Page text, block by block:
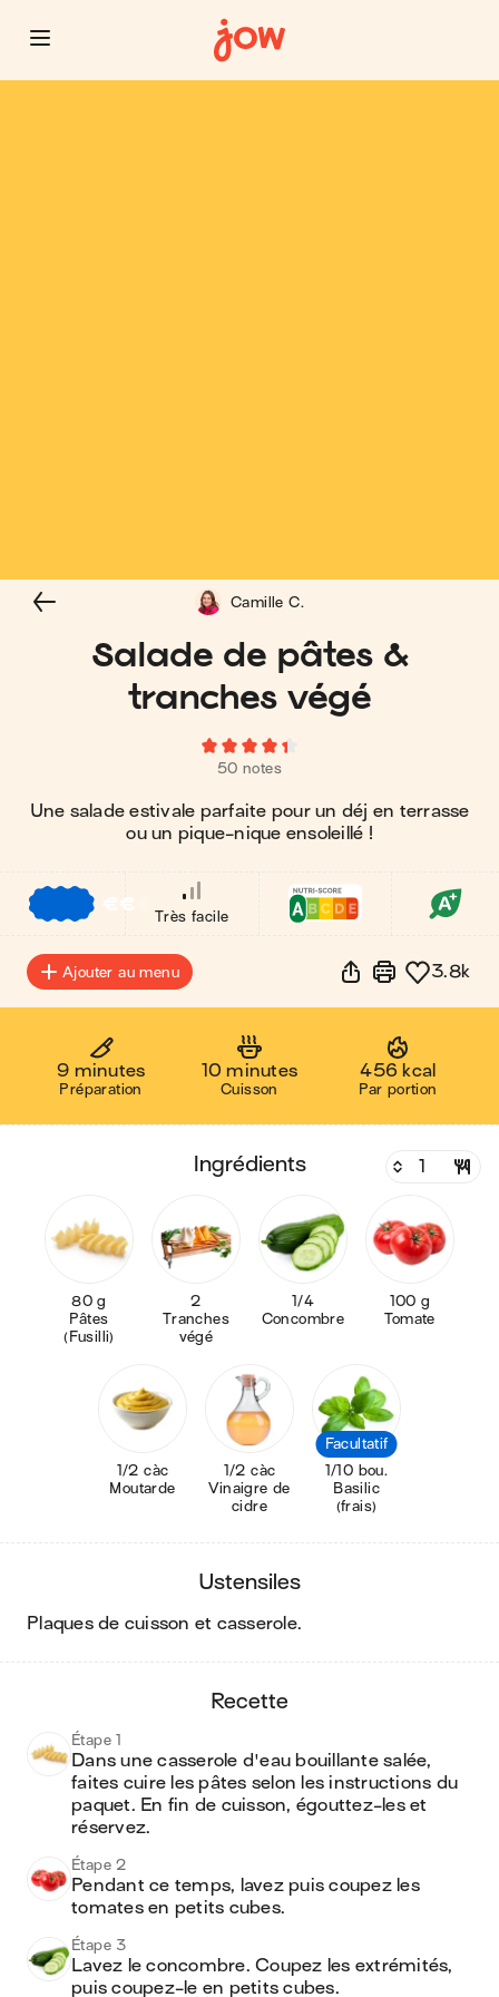
Salade de pâtes &
tranches végé
50 notes
Une salade estivale parfaite pour un déj en terrasse
ou un pique-nique ensoleillé !
Camille C.
€€
Très facile
Ajouter au menu 3.8k
9 minutes
Préparation
10 minutes
Cuisson
456 kcal
Par portion
ingrédients
80 g
Pâtes
(Fusilli)
2
Tranches
végé
1/4
Concombre
100 g
Tomate
1/2 càc
Moutarde
1/2 càc
Vinaigre de
cidre
Facultatif
1/10 bou.
Basilic
(frais)
ustensiles
plaques de cuisson et casserole.
recette
Étape 1
Dans une casserole d'eau bouillante salée,
faites cuire les pâtes selon les instructions du
paquet. En fin de cuisson, égouttez-les et
réservez.
Étape 2
Pendant ce temps, lavez puis coupez les
tomates en petits cubes.
Étape 3
Lavez le concombre. Coupez les extrémités,
puis coupez-le en petits cubes.